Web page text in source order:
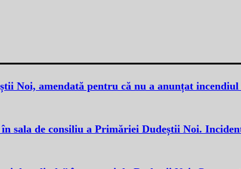
Noi, amendată pentru că nu a anunțat
sala de consiliu a Primăriei Dudeștii Noi.